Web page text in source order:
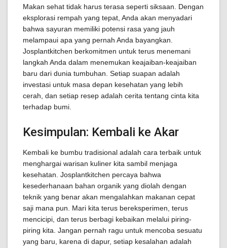
Makan sehat tidak harus terasa seperti siksaan. Dengan
eksplorasi rempah yang tepat, Anda akan menyadari
bahwa sayuran memiliki potensi rasa yang jauh
melampaui apa yang pernah Anda bayangkan.
Josplantkitchen berkomitmen untuk terus menemani
langkah Anda dalam menemukan keajaiban-keajaiban
baru dari dunia tumbuhan. Setiap suapan adalah
investasi untuk masa depan kesehatan yang lebih
cerah, dan setiap resep adalah cerita tentang cinta kita
terhadap bumi.
Kesimpulan: Kembali ke Akar
Kembali ke bumbu tradisional adalah cara terbaik untuk
menghargai warisan kuliner kita sambil menjaga
kesehatan. Josplantkitchen percaya bahwa
kesederhanaan bahan organik yang diolah dengan
teknik yang benar akan mengalahkan makanan cepat
saji mana pun. Mari kita terus bereksperimen, terus
mencicipi, dan terus berbagi kebaikan melalui piring-
piring kita. Jangan pernah ragu untuk mencoba sesuatu
yang baru, karena di dapur, setiap kesalahan adalah